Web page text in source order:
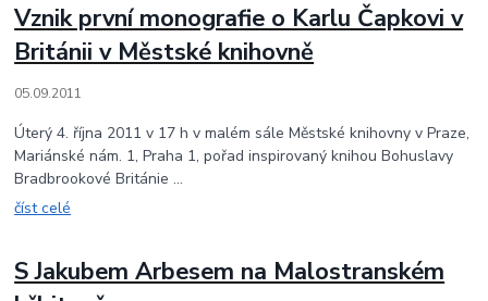
Vznik první monografie o Karlu Čapkovi v
Británii v Městské knihovně
05.09.2011
Úterý 4. října 2011 v 17 h v malém sále Městské knihovny v Praze,
Mariánské nám. 1, Praha 1, pořad inspirovaný knihou Bohuslavy
Bradbrookové Británie ...
číst celé
S Jakubem Arbesem na Malostranském